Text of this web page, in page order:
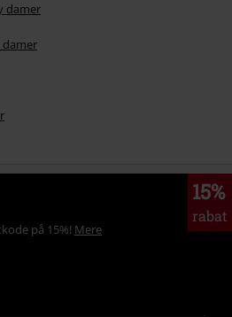
damer
damer
15%
rabat
på 15%! Mere